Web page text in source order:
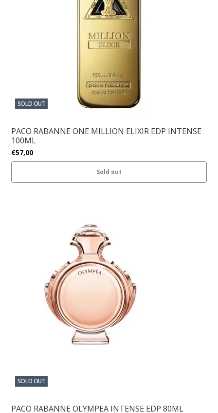
SOLD OUT
PACO RABANNE ONE MILLION ELIXIR EDP INTENSE
100ML
€57,00
Sold out
SOLD OUT
PACO RABANNE OLYMPEA INTENSE EDP 80ML